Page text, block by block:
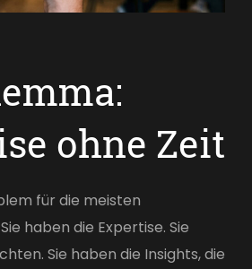
ohne Zeit
für die meisten
haben die Expertise. Sie
Sie haben die Insights, die